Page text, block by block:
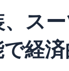
ス
経